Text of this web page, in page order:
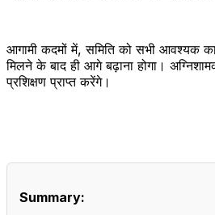
आगामी कदमों में, समिति को सभी आवश्यक
मिलने के बाद ही आगे बढ़ाना होगा।
प्रशिक्षण प्राप्त करेंगे।
Summary: